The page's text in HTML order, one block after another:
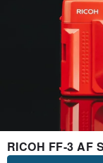
RICOH FF-3 AF